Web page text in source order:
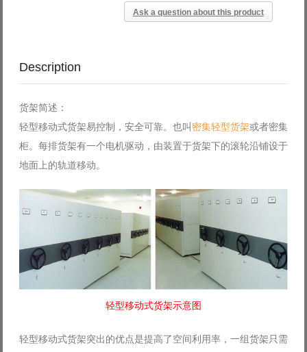
Ask a question about this product
Description
货架简述：
轻型移动式货架易控制，安全可靠。也叫 密集轻型货架或者密集
柜。每排货架有一个电机驱动，由装置于货架下的滚轮沿铺设于
地面上的轨道移动。
轻型移动式货架示意图
轻型移动式货架突出的优点是提高了空间利用率，一组货架只需